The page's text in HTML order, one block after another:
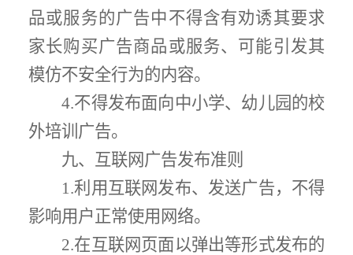
品或服务的广告中不得含有劝诱其要求
家长购买广告商品或服务、可能引发其
模仿不安全行为的内容。
4.不得发布面向中小学、幼儿园的校
外培训广告。
九、互联网广告发布准则
1.利用互联网发布、发送广告，不得
影响用户正常使用网络。
2.在互联网页面以弹出等形式发布的